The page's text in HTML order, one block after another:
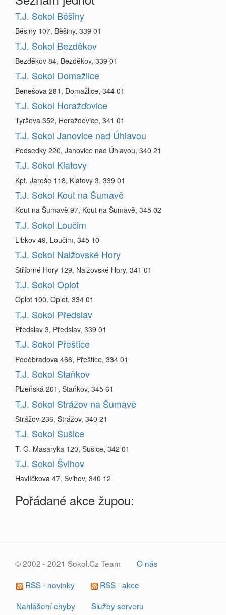
T.J. Sokol Běšiny
Běšiny 107, Běšiny, 339 01
T.J. Sokol Bezděkov
Bezděkov 84, Bezděkov, 339 01
T.J. Sokol Domažlice
Benešova 281, Domažlice, 344 01
T.J. Sokol Horažďovice
Tyršova 352, Horažďovice, 341 01
T.J. Sokol Janovice nad Úhlavou
Podsedky 220, Janovice nad Úhlavou, 340 21
T.J. Sokol Klatovy
Kpt. Jaroše 118, Klatovy 3, 339 01
T.J. Sokol Kout na Šumavě
Kout na Šumavě 97, Kout na Šumavě, 345 02
T.J. Sokol Loučim
Libkov 49, Loučim, 345 10
T.J. Sokol Nalžovské Hory
Stříbrné Hory 129, Nalžovské Hory, 341 01
T.J. Sokol Oplot
Oplot 100, Oplot, 334 01
T.J. Sokol Předslav
Předslav 3, Předslav, 339 01
T.J. Sokol Přeštice
Poděbradova 468, Přeštice, 334 01
T.J. Sokol Staňkov
Plzeňská 201, Staňkov, 345 61
T.J. Sokol Strážov na Šumavě
Strážov 236, Strážov, 340 21
T.J. Sokol Sušice
T. G. Masaryka 120, Sušice, 342 01
T.J. Sokol Švihov
Havlíčkova 47, Švihov, 340 12
Pořádané akce župou:
© 2002 - 2021 Sokol.Cz Team
O nás
RSS - novinky
RSS - akce
Nahlášení chyby
Služby serveru